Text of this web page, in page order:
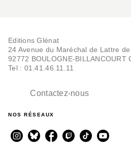
Editions Glénat
24 Avenue du Maréchal de Lattre
92772 BOULOGNE-BILLANCOURT
Tel : 01.41.46.11.11
Contactez-nous
NOS RÉSEAUX